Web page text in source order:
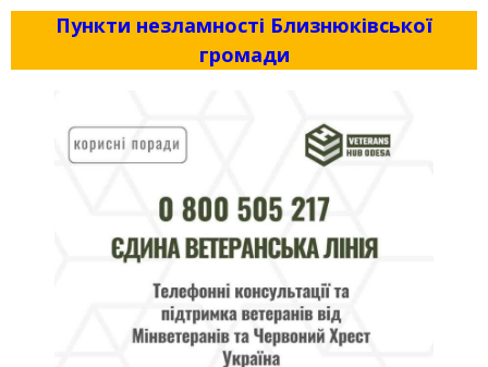
Пункти незламності Близнюківської
громади